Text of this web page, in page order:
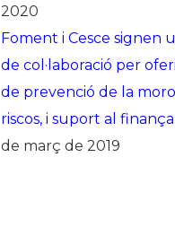
2020
Foment i Cesce signen
de col·laboració per
de prevenció de la
riscos, i suport al
de març de 2019